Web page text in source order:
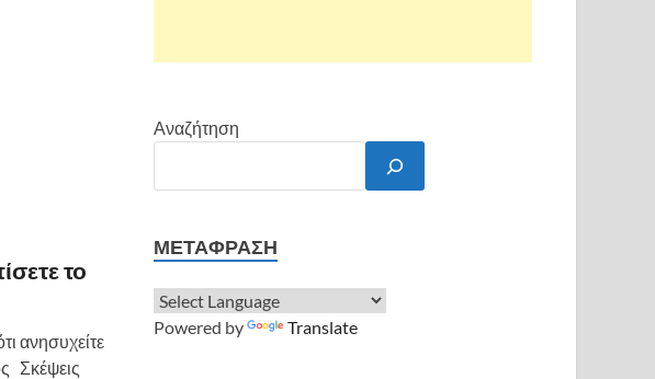
το
ανησυχείτε
Σκέψεις
Αναζήτηση
ΜΕΤΆΦΡΑΣΗ
Powered by Translate